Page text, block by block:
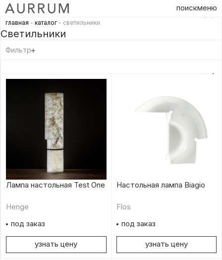
поискменю
главная - каталог - светильники
Светильники
Фильтр
Лампа настольная Test One
Henge
под заказ
узнать цену
Настольная лампа Biagio
Flos
под заказ
узнать цену